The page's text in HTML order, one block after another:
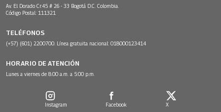
Av. El Dorado Cr.45 # 26 - 33 Bogotá D.C. Colombia.
Código Postal: 111321
TELÉFONOS
(+57) (601) 2200700. Línea gratuita nacional: 018000123414
HORARIO DE ATENCIÓN
Lunes a viernes de 8:00 a.m. a 5:00 p.m.
Instagram Facebook X